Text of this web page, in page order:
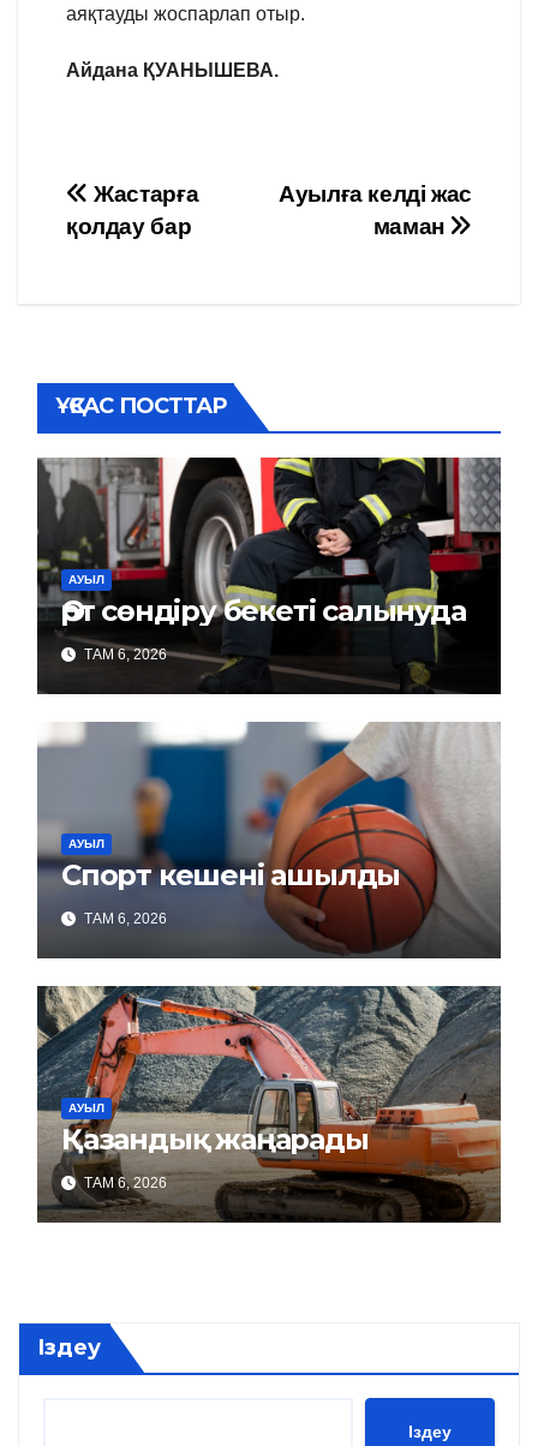
аяқтауды жоспарлап отыр.
Айдана ҚУАНЫШЕВА.
Навигация
по
Ауылға келді жас
маман
Жастарға
қолдау бар
ҰҚСАС ПОСТТАР
АУЫЛ
Өрт сөндіру бекеті салынуда
ТАМ 6, 2026
АУЫЛ
Спорт кешені ашылды
ТАМ 6, 2026
АУЫЛ
Қазандық жаңарады
ТАМ 6, 2026
Іздеу
Іздеу